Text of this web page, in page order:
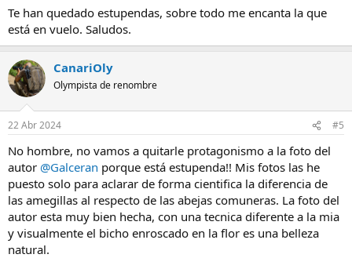
The Dream of the Canifron Clam
La otra subespecie que tengo costatada y fotografiada es la
amegilla albigena que es mas negra en el torso.
:
Te han quedado estupendas, sobre todo me encanta la que
está en vuelo. Saludos.
CanariOly
Olympista de renombre
22 Abr 2024 #5
No hombre, no vamos a quitarle protagonismo a la foto del
autor @Galceran porque está estupenda!! Mis fotos las he
puesto solo para aclarar de forma cientifica la diferencia de
las amegillas al respecto de las abejas comuneras. La foto del
autor esta muy bien hecha, con una tecnica diferente a la mia
y visualmente el bicho enroscado en la flor es una belleza
natural.